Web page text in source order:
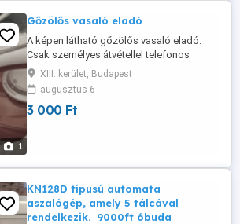
1
Gőzölős vasaló eladó
A képen látható gőzölős vasaló eladó.
Csak személyes átvétellel telefonos
egyeztetés után.
XIII. kerület, Budapest
augusztus 6
3 000 Ft
KN128D típusú automata
aszalógép, amely 5 tálcával
rendelkezik. 9000ft óbuda